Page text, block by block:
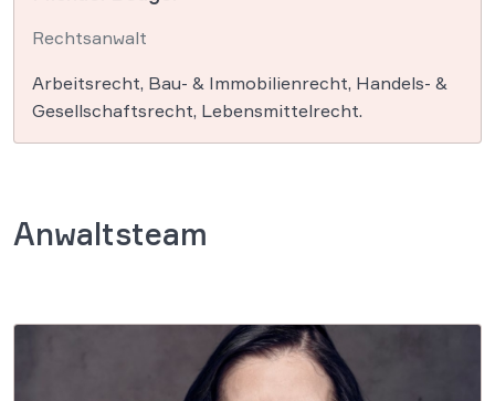
Rechtsanwalt
Arbeitsrecht, Bau- & Immobilienrecht, Handels- &
Gesellschaftsrecht, Lebensmittelrecht.
Anwaltsteam